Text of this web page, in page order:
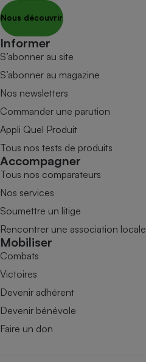
Nous découvrir
Informer
S’abonner au site
S’abonner au magazine
Nos newsletters
Commander une parution
Appli Quel Produit
Tous nos tests de produits
Accompagner
Tous nos comparateurs
Nos services
Soumettre un litige
Rencontrer une association locale
Mobiliser
Combats
Victoires
Devenir adhérent
Devenir bénévole
Faire un don